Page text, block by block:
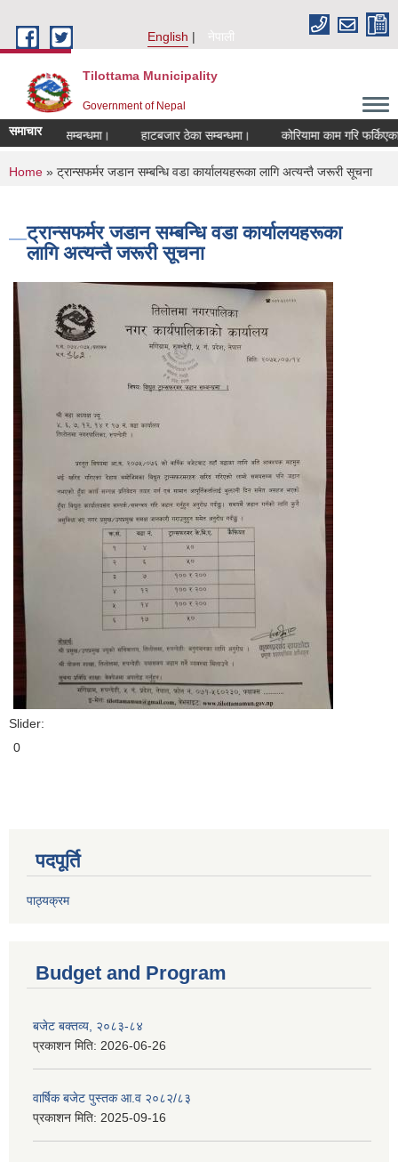
English
नेपाली
Tilottama Municipality
Government of Nepal
समाचार
हुने सम्बन्धमा। हाटबजार ठेका सम्बन्धमा। कोरियामा काम गरि
You are here
Home » ट्रान्सफर्मर जडान सम्बन्धि वडा कार्यालयहरूका लागि अत्यन्तै जरूरी सूचना
ट्रान्सफर्मर जडान सम्बन्धि वडा कार्यालयहरूका
लागि अत्यन्तै जरूरी सूचना
Slider:
0
पदपूर्ति
पाठ्यक्रम
Budget and Program
बजेट बक्तव्य, २०८३-८४
प्रकाशन मिति: 2026-06-26
वार्षिक बजेट पुस्तक आ.व २०८२/८३
प्रकाशन मिति: 2025-09-16